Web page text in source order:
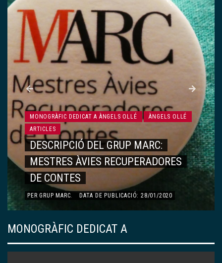
MONOGRÀFIC DEDICAT A ÀNGELS OLLÉ
ÀNGELS OLLÉ
ARTICLES
RECORDS, VIVÈNCIES…
DOLORS ESQUERDA AYMAMÍ.
DATA DE PUBLICACIÓ:
13/01/2020
MONOGRÀFIC DEDICAT A